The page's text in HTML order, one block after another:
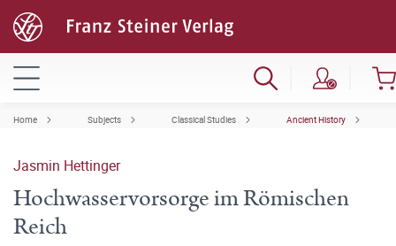
Home Subjects Classical Studies Ancient History
Jasmin Hettinger
Hochwasservorsorge im Römischen
Reich